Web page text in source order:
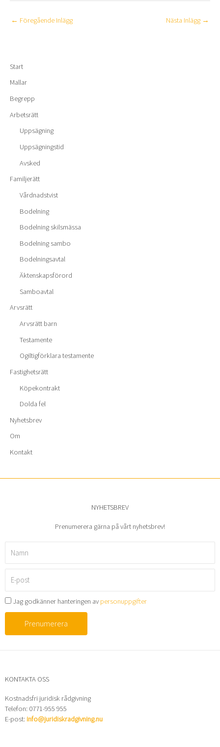
← Föregående Inlägg Nästa Inlägg →
Start
Mallar
Begrepp
Arbetsrätt
Uppsägning
Uppsägningstid
Avsked
Familjerätt
Vårdnadstvist
Bodelning
Bodelning skilsmässa
Bodelning sambo
Bodelningsavtal
Äktenskapsförord
Samboavtal
Arvsrätt
Arvsrätt barn
Testamente
Ogiltigförklara testamente
Fastighetsrätt
Köpekontrakt
Dolda fel
Nyhetsbrev
Om
Kontakt
NYHETSBREV
Prenumerera gärna på vårt nyhetsbrev!
post
Jag godkänner hanteringen av personuppgifter
Prenumerera
KONTAKTA OSS
Kostnadsfri juridisk rådgivning
Telefon: 0771-955 955
E-post: info@juridiskradgivning.nu